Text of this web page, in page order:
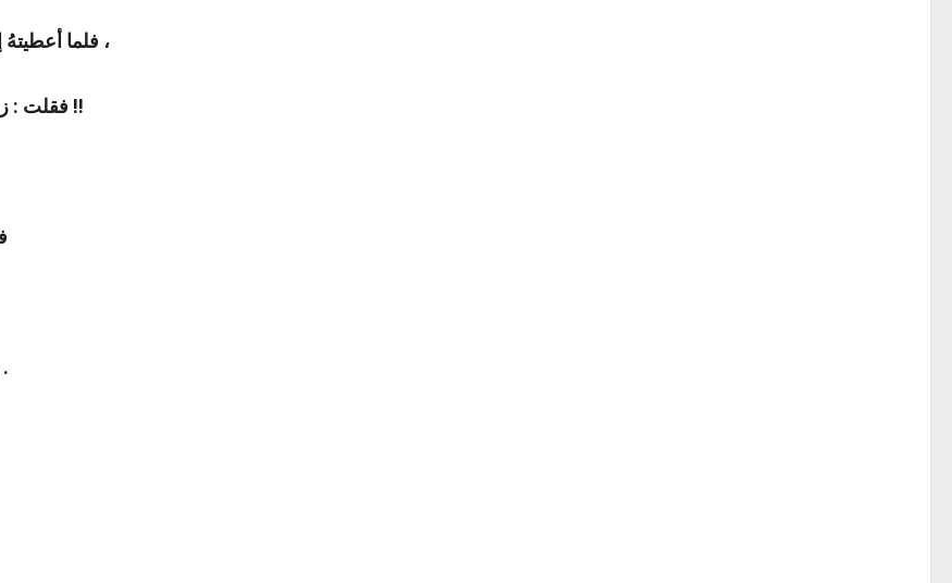
فلما أعطيتهُ إياه ، تناول حبة ووضعها في فمي ، فمضغتها فوجدت لها حلاوة ،
فقلت : زدني يا أمير المؤمنين ، فقال عمر : لو زادكَ رسول الله لزدناك !!
ولكن المؤمن إذا أخلصَ قلبهُ لله ِ أصبحَ يرى بنور الله عز وجل .